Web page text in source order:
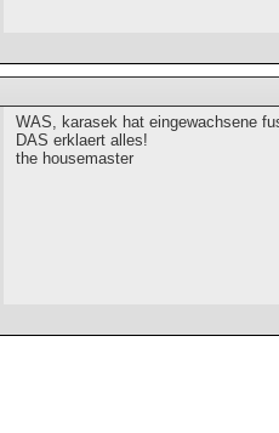
WAS, karasek hat eingewachsene
DAS erklaert alles!
the housemaster